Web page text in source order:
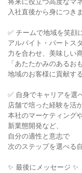
入社直後から身につきま
✅ チームで地域を笑顔
アルバイト・パートス
力を合わせ、美味しい
「あたたかみのあるお
地域のお客様に貢献す
✅ 自身でキャリアを選
店舗で培った経験を活か
本社のマーケティングや
新業態開発など、
自分の適性と意志で
次のステップを選べる
✨ 最後にメッセージ ✨